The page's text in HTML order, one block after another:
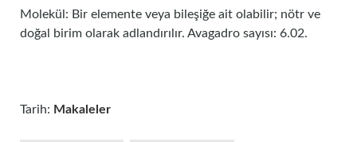
Molekül: Bir elemente veya bileşiğe ait olabilir; nötr ve
doğal birim olarak adlandırılır. Avagadro sayısı: 6.02.
Tarih: Makaleler